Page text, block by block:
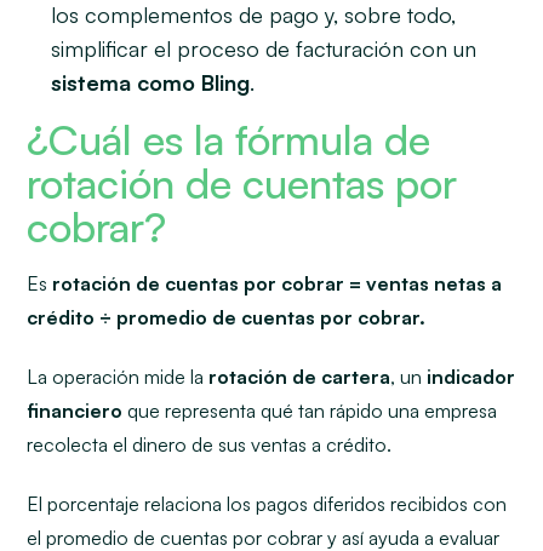
los complementos de pago y, sobre todo,
simplificar el proceso de facturación con un
sistema como Bling.
¿Cuál es la fórmula de
rotación de cuentas por
cobrar?
Es rotación de cuentas por cobrar = ventas netas a
crédito ÷ promedio de cuentas por cobrar.
La operación mide la rotación de cartera, un indicador
financieroque representa qué tan rápido una empresa
recolecta el dinero de sus ventas a crédito.
El porcentaje relaciona los pagos diferidos recibidos con
el promedio de cuentas por cobrar y así ayuda a evaluar